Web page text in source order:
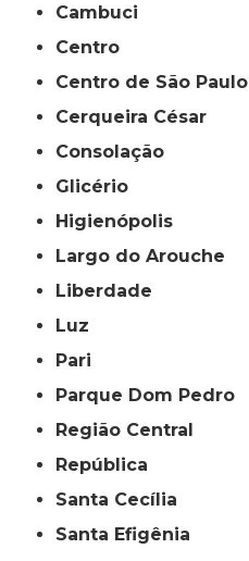
Cambuci
Centro
Centro de São Paulo
Cerqueira César
Consolação
Glicério
Higienópolis
Largo do Arouche
Liberdade
Luz
Pari
Parque Dom Pedro
Região Central
República
Santa Cecília
Santa Efigênia